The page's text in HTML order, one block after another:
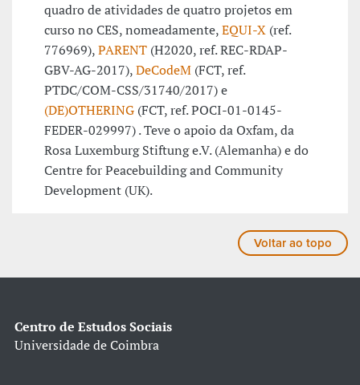
quadro de atividades de quatro projetos em
curso no CES, nomeadamente,EQUI-X (ref.
776969),PARENT (H2020, ref. REC-RDAP-
GBV-AG-2017),DeCodeM (FCT, ref.
PTDC/COM-CSS/31740/2017) e
(DE)OTHERING (FCT, ref. POCI-01-0145-
FEDER-029997) . Teve o apoio da Oxfam, da
Rosa Luxemburg Stiftung e.V. (Alemanha) e do
Centre for Peacebuilding and Community
Development (UK).
Voltar ao topo
Centro de Estudos Sociais
Universidade de Coimbra